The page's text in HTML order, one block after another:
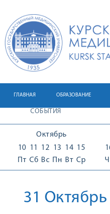
ГЛАВНАЯ ОБРАЗОВАНИЕ
СОБЫТИЯ
Октябрь
10
Пт
11
Сб
12
Вс
13
Пн
14
Вт
15
Ср
31 Октябрь